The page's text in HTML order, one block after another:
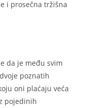
i prosečna tržišna
da je među svim
poznatih
oni plaćaju veća
pojedinih